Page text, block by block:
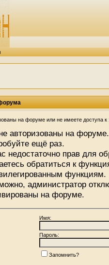
на форуме или не имеете доступа к
авторизованы на
ещё раз.
недостаточно прав для
обратиться к
функциям.
администратор
на форуме.
Имя:
Пароль:
Запомнить?